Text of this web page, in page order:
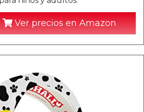
Ver precios en Amazon